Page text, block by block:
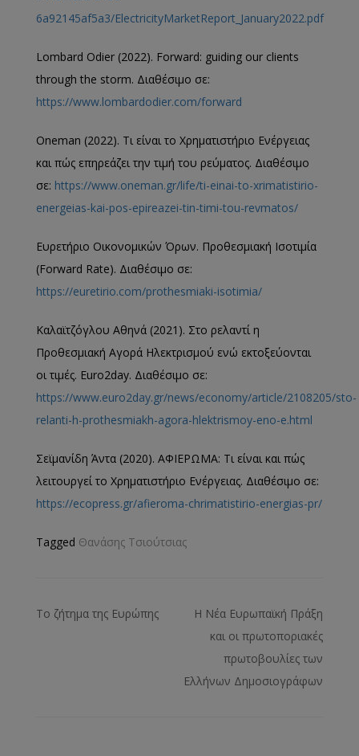
6a92145af5a3/ElectricityMarketReport_January2022.pdf
Lombard Odier (2022). Forward: guiding our clients
through the storm. Διαθέσιμο σε:
https://www.lombardodier.com/forward
Oneman (2022). Τι είναι το Χρηματιστήριο Ενέργειας
και πώς επηρεάζει την τιμή του ρεύματος. Διαθέσιμο
σε: https://www.oneman.gr/life/ti-einai-to-xrimatistirio-
energeias-kai-pos-epireazei-tin-timi-tou-revmatos/
Ευρετήριο Οικονομικών Όρων. Προθεσμιακή Ισοτιμία
(Forward Rate). Διαθέσιμο σε:
https://euretirio.com/prothesmiaki-isotimia/
Καλαϊτζόγλου Αθηνά (2021). Στο ρελαντί η
Προθεσμιακή Αγορά Ηλεκτρισμού ενώ εκτοξεύονται
οι τιμές. Euro2day. Διαθέσιμο σε:
https://www.euro2day.gr/news/economy/article/2108205/sto-
relanti-h-prothesmiakh-agora-hlektrismoy-eno-e.html
Σεϊμανίδη Άντα (2020). ΑΦΙΕΡΩΜΑ: Τι είναι και πώς
λειτουργεί το Χρηματιστήριο Ενέργειας. Διαθέσιμο σε:
https://ecopress.gr/afieroma-chrimatistirio-energias-pr/
Tagged Θανάσης Τσιούτσιας
Το ζήτημα της Ευρώπης
Η Νέα Ευρωπαϊκή Πράξη
και οι πρωτοποριακές
πρωτοβουλίες των
Ελλήνων Δημοσιογράφων